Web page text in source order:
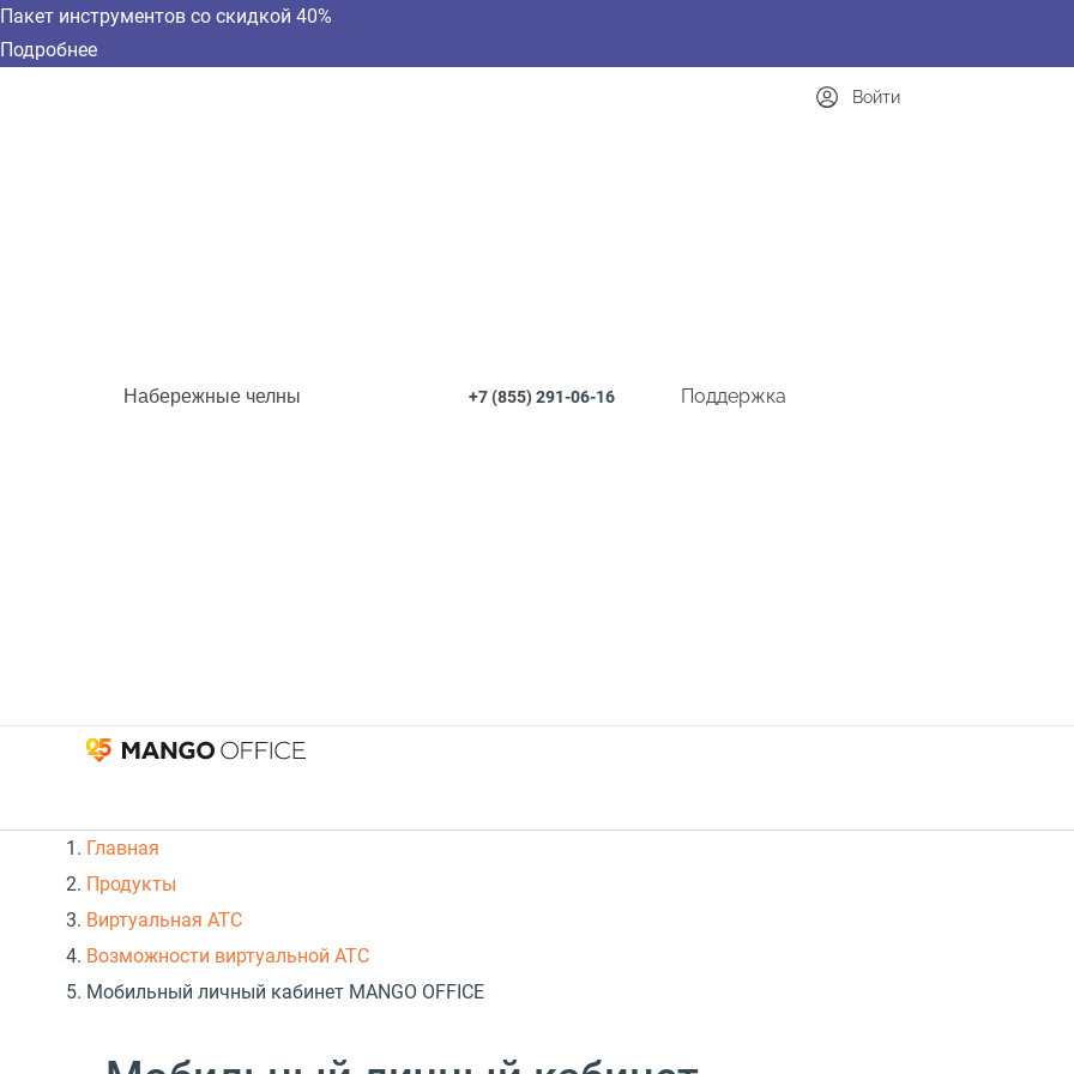
Пакет инструментов со скидкой 40%
Подробнее
Набережные челны +7 (855)291-06-16 Поддержка
Войти
Главная
Продукты
Виртуальная АТС
Возможности виртуальной АТС
Мобильный личный кабинет MANGO OFFICE